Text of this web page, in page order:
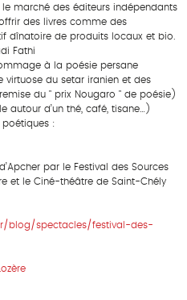
marché des éditeurs indépendants
des livres comme des
dînatoire de produits locaux et bio.
Fathi
à la poésie persane
du setar iranien et des
du " prix Nougaro " de poésie)
autour d’un thé, café, tisane…)
:
par le Festival des Sources
et le Ciné-théâtre de Saint-Chély
blog/spectacles/festival-des-